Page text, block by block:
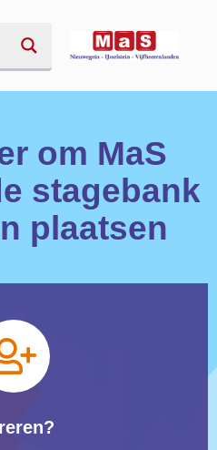
om MaS
stagebank
plaatsen